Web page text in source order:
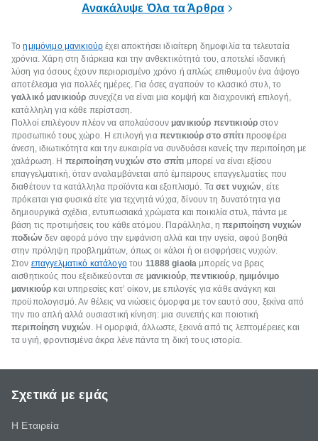
Ανακάλυψε Όλα τα Άρθρα
Τοημιμόνιμο μανικιούρ έχει αποκτήσει ιδιαίτερη δημοφιλία τα τελευταία
χρόνια. Χάρη στη διάρκεια και την ανθεκτικότητά του, αποτελεί ιδανική
λύση για όσους έχουν περιορισμένο χρόνο ή απλώς επιθυμούν ένα άψογο
αποτέλεσμα για πολλές ημέρες. Για όσες αγαπούν το κλασικό στυλ, το
γαλλικό μανικιούρ συνεχίζει να είναι μια κομψή και διαχρονική επιλογή,
κατάλληλη για κάθε περίσταση.
Πολλοί επιλέγουν πλέον να απολαύσουν μανικιούρ πεντικιούρ στον
προσωπικό τους χώρο. Η επιλογή για πεντικιούρ στο σπίτιπροσφέρει
άνεση, ιδιωτικότητα και την ευκαιρία να συνδυάσει κανείς την περιποίηση με
χαλάρωση. Η περιποίηση νυχιών στο σπίτι μπορεί να είναι εξίσου
επαγγελματική, όταν αναλαμβάνεται από έμπειρους επαγγελματίες που
διαθέτουν τα κατάλληλα προϊόντα και εξοπλισμό. Τασετ νυχιών, είτε
πρόκειται για φυσικά είτε για τεχνητά νύχια, δίνουν τη δυνατότητα για
δημιουργικά σχέδια, εντυπωσιακά χρώματα και ποικιλία στυλ, πάντα με
βάση τις προτιμήσεις του κάθε ατόμου. Παράλληλα, ηπεριποίηση νυχιών
ποδιών δεν αφορά μόνο την εμφάνιση αλλά και την υγεία, αφού βοηθά
στην πρόληψη προβλημάτων, όπως οι κάλοι ή οι εισφρήσεις νυχιών.
Στον επαγγελματικό κατάλογοτου 11888 giaola μπορείς να βρεις
αισθητικούς που εξειδικεύονται σε μανικιούρ,πεντικιούρ, ημιμόνιμο
μανικιούρ και υπηρεσίες κατ’ οίκον, με επιλογές για κάθε ανάγκη και
προϋπολογισμό. Αν θέλεις να νιώσεις όμορφα με τον εαυτό σου, ξεκίνα από
την πιο απλή αλλά ουσιαστική κίνηση: μια συνεπής και ποιοτική
περιποίηση νυχιών. Η ομορφιά, άλλωστε, ξεκινά από τις λεπτομέρειες και
τα υγιή, φροντισμένα άκρα λένε πάντα τη δική τους ιστορία.
Σχετικά με εμάς
Η Εταιρεία